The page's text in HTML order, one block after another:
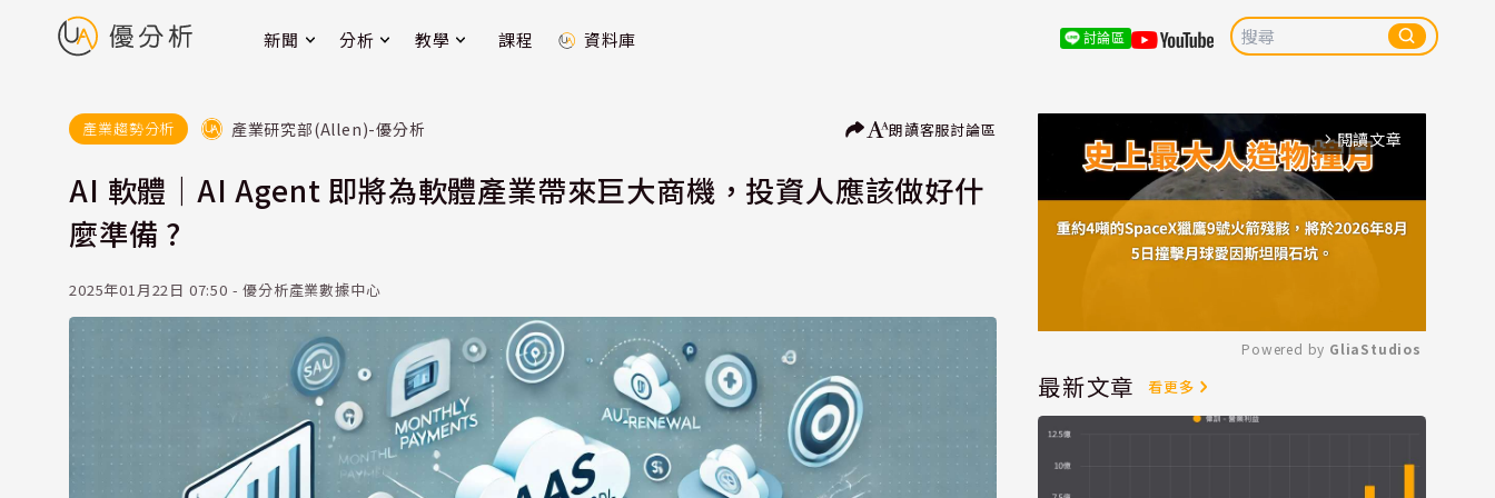
新聞 分析 教學 課程 資料庫 討論區
產業趨勢分析 產業研究部(Allen)-優分析 朗讀客服討論區
AI 軟體｜AI Agent 即將為軟體產業帶來巨大商機，投資人應該做好什
麼準備 ?
2025年01月22日 07:50 - 優分析產業數據中心
arrow_forward_ios 閱讀文章
Mute
Powered by GliaStudios
最新文章 看更多